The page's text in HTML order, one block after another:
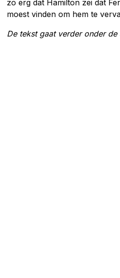
zo erg dat Hamilton zei dat
moest vinden om hem te
De tekst gaat verder onder de